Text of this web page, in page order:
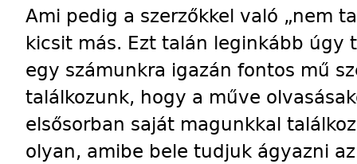
Ami pedig a szerzőkkel való „nem
kicsit más. Ezt talán leginkább úgy
egy számunkra igazán fontos mű
találkozunk, hogy a műve
elsősorban saját ma­gunkkal
olyan, amibe bele tudjuk ágyazni